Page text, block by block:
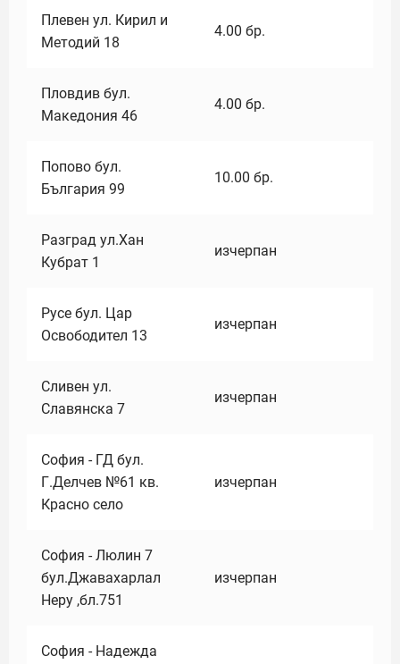
Плевен ул. Кирил и
Методий 18
4.00 бр.
Пловдив бул.
Македония 46
4.00 бр.
Попово бул.
България 99
10.00 бр.
Разград ул.Хан
Кубрат 1
изчерпан
Русе бул. Цар
Освободител 13
изчерпан
Сливен ул.
Славянска 7
изчерпан
София - ГД бул.
Г.Делчев №61 кв.
Красно село
изчерпан
София - Люлин 7
бул.Джавахарлал
Неру ,бл.751
изчерпан
София - Надежда